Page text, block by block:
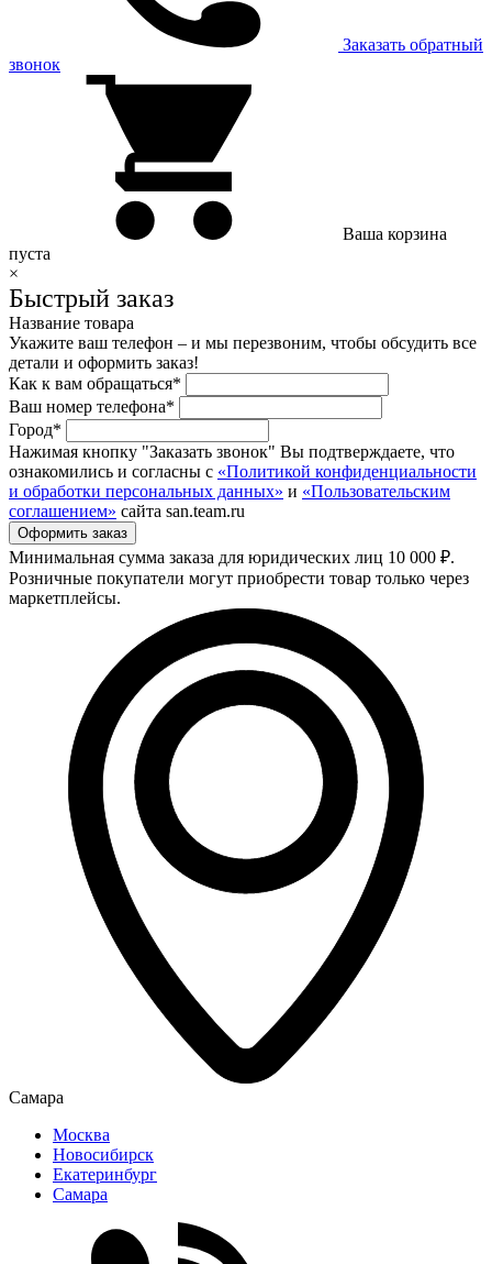
Заказать обратный
звонок
Ваша корзина
пуста
×
Быстрый заказ
Название товара
Укажите ваш телефон – и мы перезвоним, чтобы обсудить все
детали и оформить заказ!
Как к вам обращаться*
Ваш номер телефона*
Город*
Нажимая кнопку "Заказать звонок" Вы подтверждаете, что
ознакомились и согласны с «Политикой конфиденциальности
и обработки персональных данных» и «Пользовательским
соглашением» сайта san.team.ru
Минимальная сумма заказа для юридических лиц 10 000 ₽.
Розничные покупатели могут приобрести товар только через
маркетплейсы.
Самара
Москва
Новосибирск
Екатеринбург
Самара